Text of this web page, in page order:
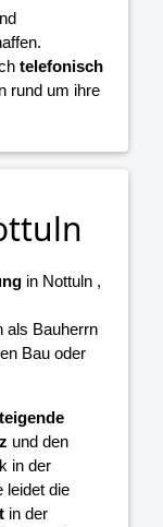
telefonisch
rund um ihre
in Nottuln ,
als Bauherrn
Bau oder
und den
in der
leidet die
in der